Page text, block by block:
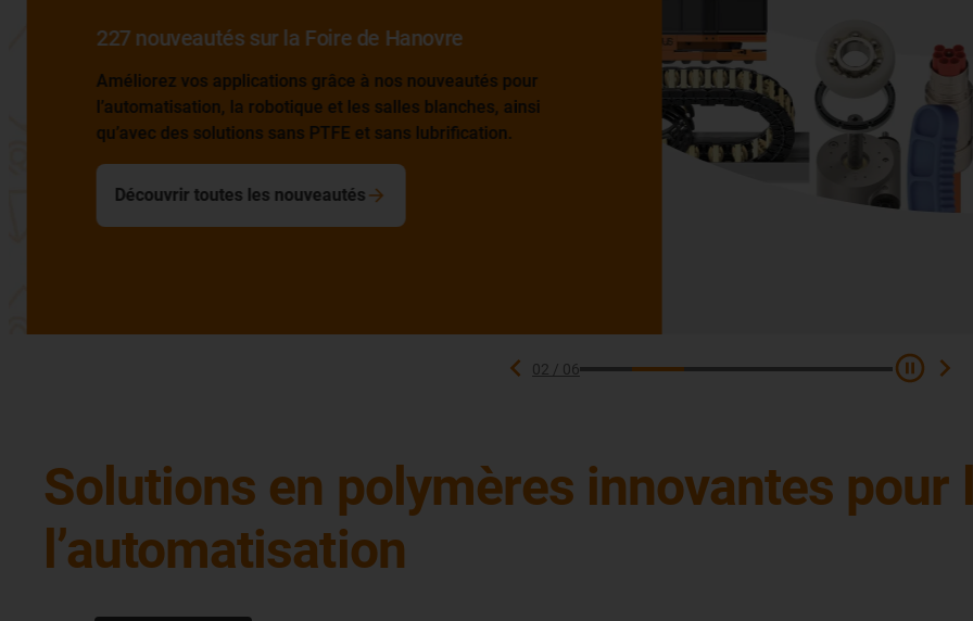
227 nouveautés sur la Foire de Hanovre
Améliorez vos applications grâce à nos nouveautés pour
l’automatisation, la robotique et les salles blanches, ainsi
qu’avec des solutions sans PTFE et sans lubrification.
Découvrir toutes les nouveautés
02 / 06
Solutions en polymères innovantes pour
l’automatisation